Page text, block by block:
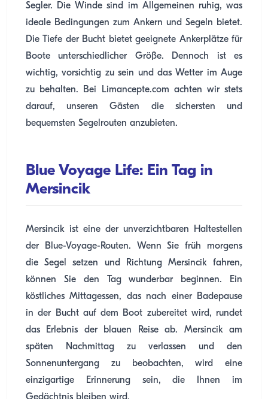
Segler. Die Winde sind im Allgemeinen ruhig, was
ideale Bedingungen zum Ankern und Segeln bietet.
Die Tiefe der Bucht bietet geeignete Ankerplätze für
Boote unterschiedlicher Größe. Dennoch ist es
wichtig, vorsichtig zu sein und das Wetter im Auge
zu behalten. Bei Limancepte.com achten wir stets
darauf, unseren Gästen die sichersten und
bequemsten Segelrouten anzubieten.
Blue Voyage Life: Ein Tag in
Mersincik
Mersincik ist eine der unverzichtbaren Haltestellen
der Blue-Voyage-Routen. Wenn Sie früh morgens
die Segel setzen und Richtung Mersincik fahren,
können Sie den Tag wunderbar beginnen. Ein
köstliches Mittagessen, das nach einer Badepause
in der Bucht auf dem Boot zubereitet wird, rundet
das Erlebnis der blauen Reise ab. Mersincik am
späten Nachmittag zu verlassen und den
Sonnenuntergang zu beobachten, wird eine
einzigartige Erinnerung sein, die Ihnen im